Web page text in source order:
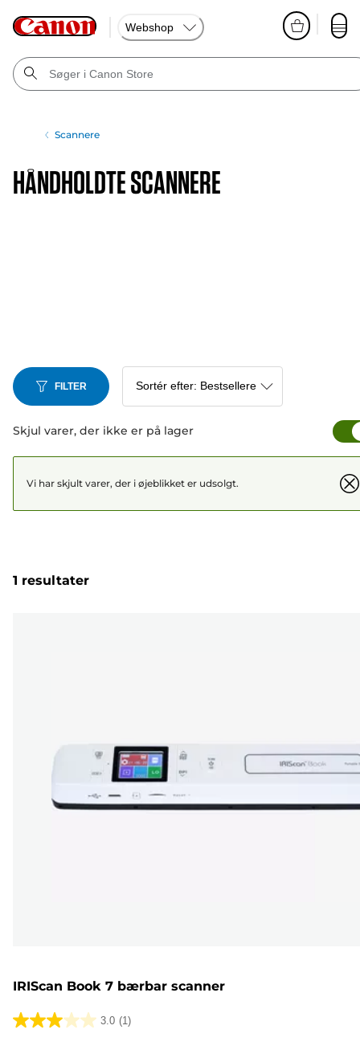
Webshop
Scannere
Håndholdte scannere
FILTER
Skjul varer, der ikke er på lager
Vi har skjult varer, der i øjeblikket er udsolgt.
1 resultater
IRIScan Book 7 bærbar scanner
3.0 (1)
3.0